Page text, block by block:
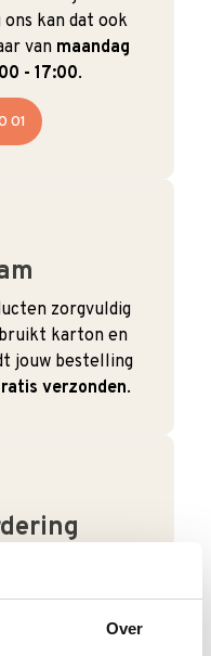
Over
kan dat ook
van maandag
- 17:00.
01
zorgvuldig
karton en
jouw bestelling
verzonden.